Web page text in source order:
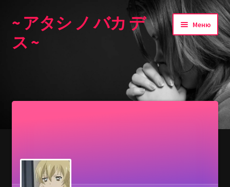
Перейти
навигации
Перейти
содержимому
~ アタシ ノ バカ デ
ス ~
Меню